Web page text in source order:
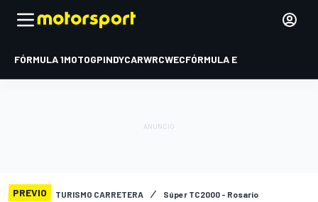
FÓRMULA 1MOTOGPINDYCARWRCWECFÓRMULA E
PREVIO TURISMO CARRETERA Súper TC2000 - Rosario